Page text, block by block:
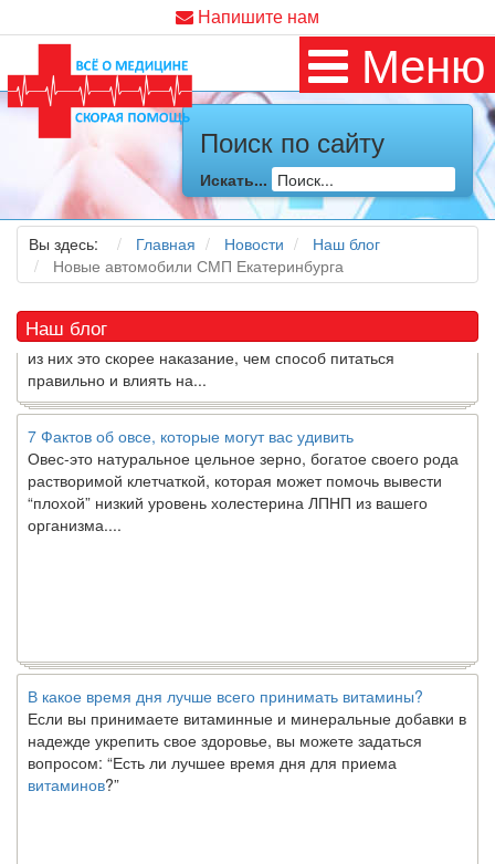
Напишите нам
Меню
Поиск по сайту
Искать...
Вы здесь: Главная Новости
Наш блог
Новые автомобили СМП Екатеринбурга
Наш блог
Как я заболел во время локдауна?
Это странная ситуация: вы соблюдали все меры
предосторожности COVID-19 (вы почти все время дома),
но, тем не менее, вы каким-то образом простудились. Вы
можете задаться...
5 причин обратить внимание на средиземноморскую диету
приходят в нашу
из них это скорее наказание, чем способ питаться
правильно и влиять на...
7 Фактов об овсе, которые могут вас удивить
Овес-это натуральное цельное зерно, богатое своего рода
растворимой клетчаткой, которая может помочь вывести
“плохой” низкий уровень холестерина ЛПНП из вашего
организма....
В какое время дня лучше всего принимать витамины?
Если вы принимаете витаминные и минеральные добавки в
надежде укрепить свое здоровье, вы можете задаться
вопросом: “Есть ли лучшее время дня для приема
витаминов ?”